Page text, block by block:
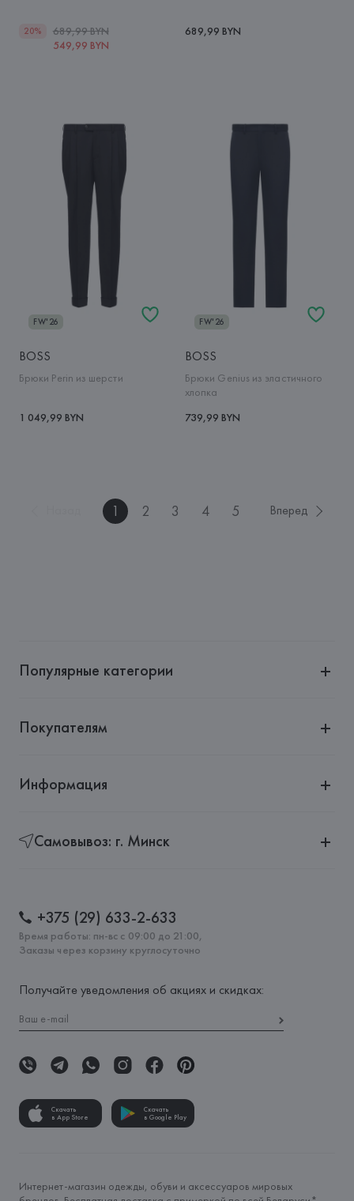
20%
689,99 BYN
549,99 BYN
689,99 BYN
FW'26
BOSS
Брюки Perin из шерсти
1 049,99 BYN
FW'26
BOSS
Брюки Genius из эластичного
хлопка
739,99 BYN
1 2 3 4 5 Вперед
Популярные категории
Покупателям
Информация
Самовывоз: г. Минск
+375 (29) 633-2-633
Время работы: пн-вс с 09:00 до 21:00,
Заказы через корзину круглосуточно
Получайте уведомления об акциях и скидках:
Скачать
в App Store
Скачать
в Google Play
Интернет-магазин одежды, обуви и аксессуаров мировых